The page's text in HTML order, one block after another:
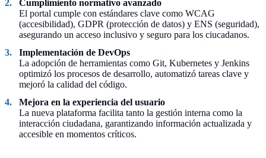
Cumplimiento normativo avanzado
El portal cumple con estándares clave como WCAG
(accesibilidad), GDPR (protección de datos) y ENS (seguridad),
asegurando un acceso inclusivo y seguro para los ciucadanos.
Implementación de DevOps
La adopción de herramientas como Git, Kubernetes y Jenkins
optimizó los procesos de desarrollo, automatizó tareas clave y
mejoró la calidad del código.
Mejora en la experiencia del usuario
La nueva plataforma facilita tanto la gestión interna como la
interacción ciudadana, garantizando información actualizada y
accesible en momentos críticos.